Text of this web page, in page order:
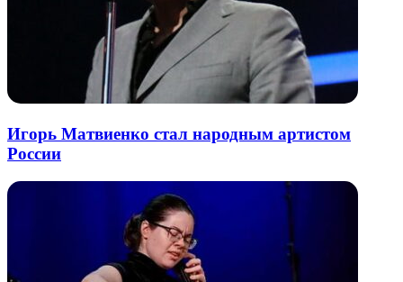
Игорь Матвиенко стал народным артистом
России